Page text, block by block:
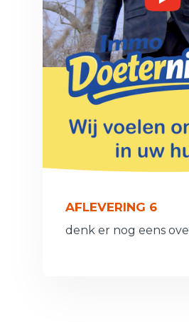
AFLEVERING 6
denk er nog eens